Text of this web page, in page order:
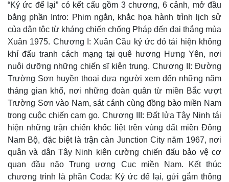
Infographic
“Ký ức để lại” có kết cấu gồm 3 chương, 6 cảnh, mở đầu
bằng phần Intro: Phim ngắn, khắc họa hành trình lịch sử
của dân tộc từ kháng chiến chống Pháp đến đại thắng mùa
Xuân 1975. Chương I: Xuân Cầu ký ức đỏ tái hiện không
khí đấu tranh cách mạng tại quê hương Hưng Yên, nơi
nuôi dưỡng những chiến sĩ kiên trung. Chương II: Đường
Trường Sơn huyền thoại đưa người xem đến những năm
tháng gian khổ, nơi những đoàn quân từ miền Bắc vượt
Trường Sơn vào Nam, sát cánh cùng đồng bào miền Nam
trong cuộc chiến cam go. Chương III: Đất lửa Tây Ninh tái
hiện những trận chiến khốc liệt trên vùng đất miền Đông
Nam Bộ, đặc biệt là trận càn Junction City năm 1967, nơi
quân và dân Tây Ninh kiên cường chiến đấu bảo vệ cơ
quan đầu não Trung ương Cục miền Nam. Kết thúc
chương trình là phần Coda: Ký ức để lại, gửi gắm thông